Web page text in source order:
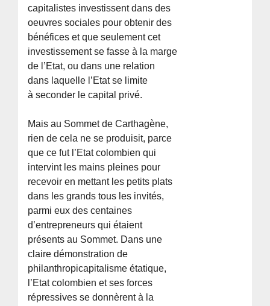
capitalistes investissent dans des
oeuvres sociales pour obtenir des
bénéfices et que seulement cet
investissement se fasse à la marge
de l’Etat, ou dans une relation
dans laquelle l’Etat se limite
à seconder le capital privé.
Mais au Sommet de Carthagène,
rien de cela ne se produisit, parce
que ce fut l’Etat colombien qui
intervint les mains pleines pour
recevoir en mettant les petits plats
dans les grands tous les invités,
parmi eux des centaines
d’entrepreneurs qui étaient
présents au Sommet. Dans une
claire démonstration de
philanthropicapitalisme étatique,
l’Etat colombien et ses forces
répressives se donnèrent à la